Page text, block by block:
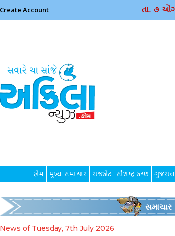
Create Account તા. ૭
હોમ મુખ્ય સમાચાર રાજકોટ સૌરાષ્ટ્ર-કચ્છ ગુજરાત
News of Tuesday, 7th July 2026